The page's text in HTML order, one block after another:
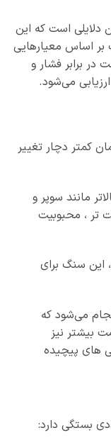
است که این
اساس معیارهایی
برابر فشار و
می‌شود.
دچار تغییر
مانند سوپر و
، محبوبیت
سنگ برای
می‌شود که
نیز
های پیچیده
دارد: